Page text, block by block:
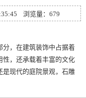
浏览量： 679
，在建筑装饰中占据着
性，还承载着丰富的文化
是现代的庭院景观，石雕